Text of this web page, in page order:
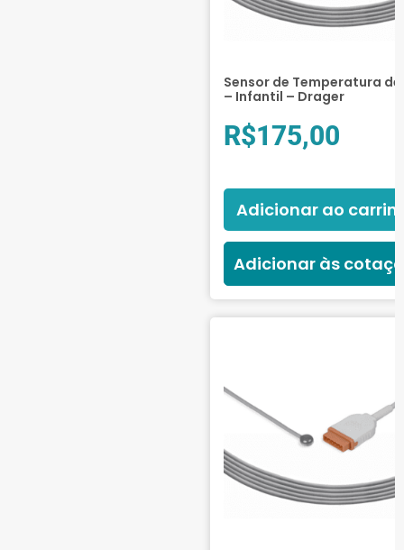
Sensor de Temperatura de
– Infantil – Drager
R$175,00
Adicionar ao
Adicionar às